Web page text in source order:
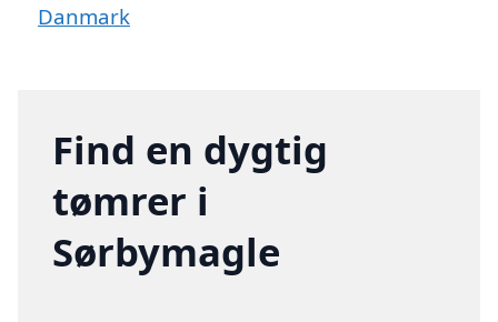
Danmark
Find en dygtig
tømrer i
Sørbymagle